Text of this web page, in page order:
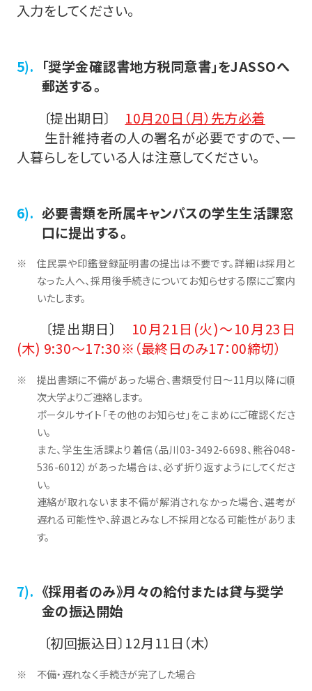
入力をしてください。
「奨学金確認書地方税同意書」をJASSOへ
郵送する。
〔提出期日〕 10月20日（月）先方必着
生計維持者の人の署名が必要ですので、一
人暮らしをしている人は注意してください。
必要書類を所属キャンパスの学生生活課窓
口に提出する。
住民票や印鑑登録証明書の提出は不要です。詳細は採用と
なった人へ、採用後手続きについてお知らせする際にご案内
いたします。
〔提出期日〕 10月21日(火)～10月23日
(木) 9:30～17:30※（最終日のみ17：00締切）
提出書類に不備があった場合、書類受付日～11月以降に順
次大学よりご連絡します。
ポータルサイト「その他のお知らせ」をこまめにご確認くださ
い。
また、学生生活課より着信（品川03-3492-6698、熊谷048-
536-6012）があった場合は、必ず折り返すようにしてくださ
い。
連絡が取れないまま不備が解消されなかった場合、選考が
遅れる可能性や、辞退とみなし不採用となる可能性がありま
す。
《採用者のみ》月々の給付または貸与奨学
金の振込開始
〔初回振込日〕12月11日（木）
不備・遅れなく手続きが完了した場合